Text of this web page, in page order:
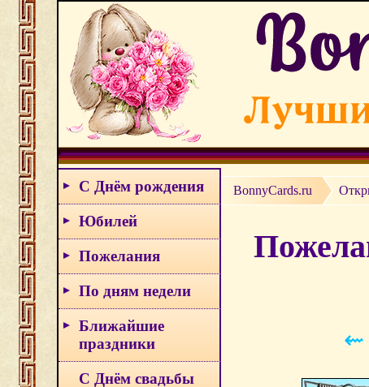
С Днём рождения
Юбилей
Пожелания
По дням недели
Ближайшие
праздники
С Днём свадьбы
BonnyCards.ru
⇜